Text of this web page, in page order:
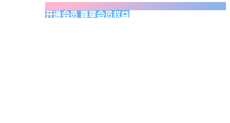
开通会员 尊享会员权益